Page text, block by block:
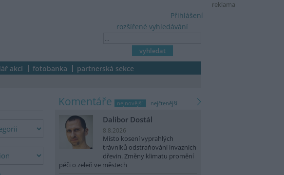
reklama
rozšířené vyhledávání
Přihlášení
akcí fotobanka partnerská sekce
komentáře nejnovější nejčtenější
Dalibor Dostál
8.8.2026
Místo kosení vyprahlých
trávníků odstraňování invazních
dřevin. Změny klimatu promění
péči o zeleň ve městech